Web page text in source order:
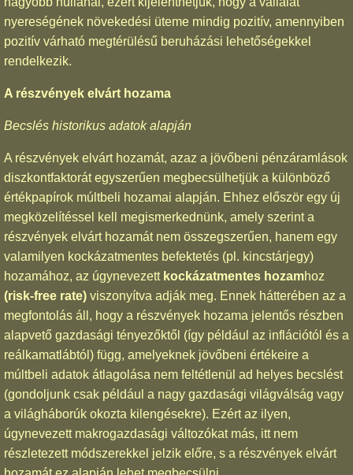
nyereségének növekedési üteme mindig pozitív, amennyiben
pozitív várható megtérülésű beruházási lehetőségekkel
rendelkezik.
A részvények elvárt hozama
Becslés historikus adatok alapján
A részvények elvárt hozamát, azaz a jövőbeni pénzáramlások
diszkontfaktorát egyszerűen megbecsülhetjük a különböző
értékpapírok múltbeli hozamai alapján. Ehhez először egy új
megközelítéssel kell megismerkednünk, amely szerint a
részvények elvárt hozamát nem összegszerűen, hanem egy
valamilyen kockázatmentes befektetés (pl. kincstárjegy)
hozamához, az úgynevezett kockázatmentes hozamhoz
(risk-free rate) viszonyítva adják meg. Ennek hátterében az a
megfontolás áll, hogy a részvények hozama jelentős részben
alapvető gazdasági tényezőktől (így például az inflációtól és a
reálkamatlábtól) függ, amelyeknek jövőbeni értékeire a
múltbeli adatok átlagolása nem feltétlenül ad helyes becslést
(gondoljunk csak például a nagy gazdasági világválság vagy
a világháborúk okozta kilengésekre). Ezért az ilyen,
úgynevezett makrogazdasági változókat más, itt nem
részletezett módszerekkel jelzik előre, s a részvények elvárt